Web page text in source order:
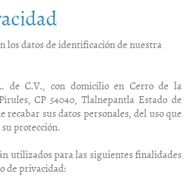
los datos de identificación de nuestra
de C.V., con domicilio en Cerro de la
CP 54040, Tlalnepantla Estado de
recabar sus datos personales, del uso que
protección.
utilizados para las siguientes finalidades
de privacidad: